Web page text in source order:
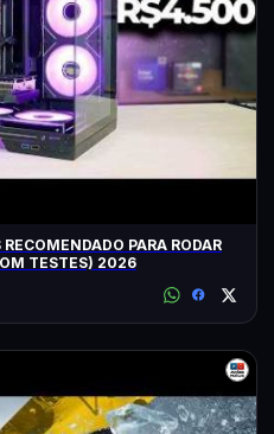
PARA RODAR
TESTES) 2026